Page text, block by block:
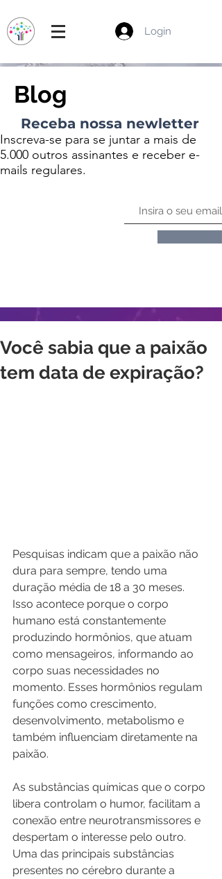
Login
Blog
Receba nossa newletter
Inscreva-se para se juntar a mais de
5.000 outros assinantes e receber e-
mails regulares.
Você sabia que a paixão
tem data de expiração?
Pesquisas indicam que a paixão não
dura para sempre, tendo uma
duração média de 18 a 30 meses.
Isso acontece porque o corpo
humano está constantemente
produzindo hormônios, que atuam
como mensageiros, informando ao
corpo suas necessidades no
momento. Esses hormônios regulam
funções como crescimento,
desenvolvimento, metabolismo e
também influenciam diretamente na
paixão.
As substâncias químicas que o corpo
libera controlam o humor, facilitam a
conexão entre neurotransmissores e
despertam o interesse pelo outro.
Uma das principais substâncias
presentes no cérebro durante a